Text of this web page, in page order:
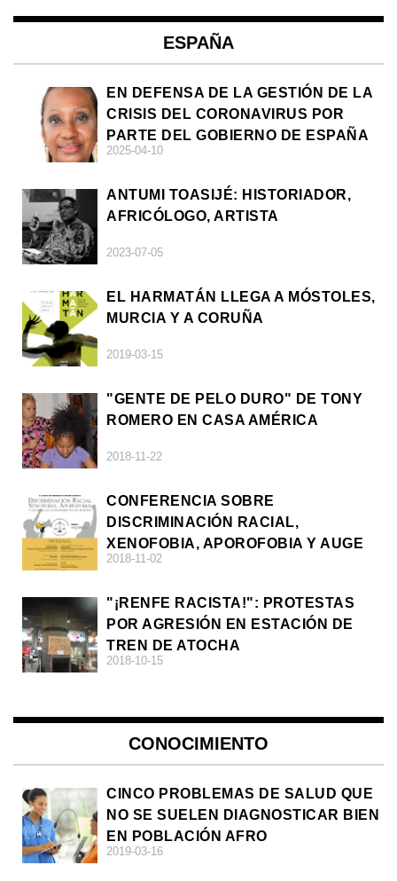
ESPAÑA
EN DEFENSA DE LA GESTIÓN DE LA
CRISIS DEL CORONAVIRUS POR
PARTE DEL GOBIERNO DE ESPAÑA
2025-04-10
ANTUMI TOASIJÉ: HISTORIADOR,
AFRICÓLOGO, ARTISTA
2023-07-05
EL HARMATÁN LLEGA A MÓSTOLES,
MURCIA Y A CORUÑA
2019-03-15
"GENTE DE PELO DURO" DE TONY
ROMERO EN CASA AMÉRICA
2018-11-22
CONFERENCIA SOBRE
DISCRIMINACIÓN RACIAL,
XENOFOBIA, APOROFOBIA Y AUGE
DE LA ULTRADERECHA EN EUROPA
2018-11-02
"¡RENFE RACISTA!": PROTESTAS
POR AGRESIÓN EN ESTACIÓN DE
TREN DE ATOCHA
2018-10-15
CONOCIMIENTO
CINCO PROBLEMAS DE SALUD QUE
NO SE SUELEN DIAGNOSTICAR BIEN
EN POBLACIÓN AFRO
2019-03-16